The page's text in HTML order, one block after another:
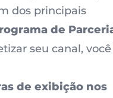
dos principais
de
seu canal, você
de exibição nos